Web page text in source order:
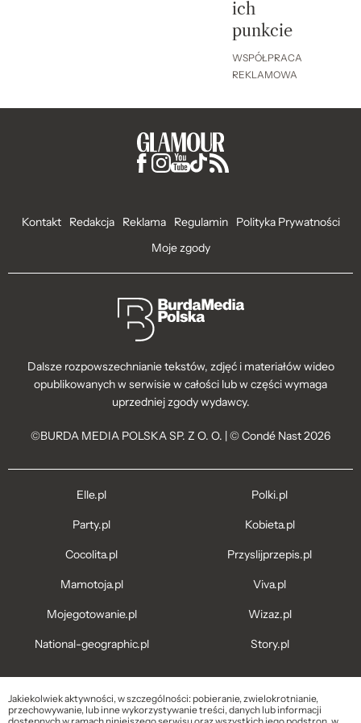
ich
punkcie
WSPÓŁPRACA
REKLAMOWA
Kontakt Redakcja Reklama Regulamin
Polityka Prywatności
Moje zgody
Dalsze rozpowszechnianie tekstów, zdjęć i materiałów wideo
opublikowanych w serwisie w całości lub w części wymaga
uprzedniej zgody wydawcy.
©BURDA MEDIA POLSKA SP. Z O. O. | © Condé Nast 2026
Elle.pl
Party.pl
Cocolita.pl
Mamotoja.pl
Mojegotowanie.pl
National-geographic.pl
Polki.pl
Kobieta.pl
Przyslijprzepis.pl
Viva.pl
Wizaz.pl
Story.pl
Jakiekolwiek aktywności, w szczególności: pobieranie, zwielokrotnianie,
przechowywanie, lub inne wykorzystywanie treści, danych lub informacji